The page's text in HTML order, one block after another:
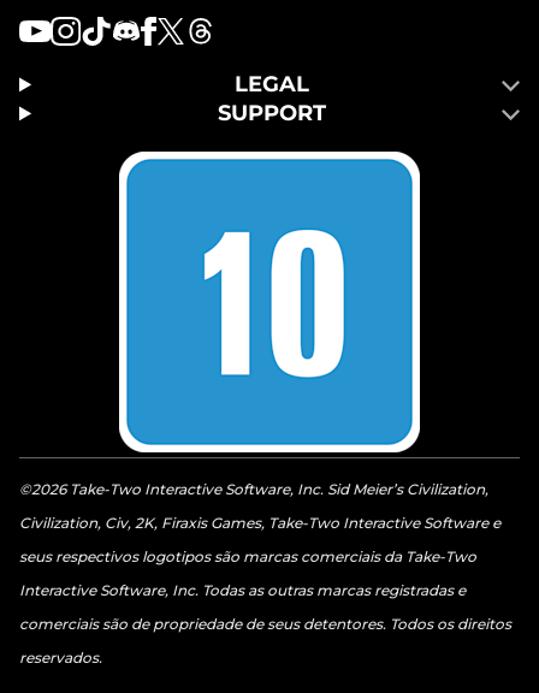
LEGAL
SUPPORT
©2026 Take-Two Interactive Software, Inc. Sid Meier’s Civilization,
Civilization, Civ, 2K, Firaxis Games, Take-Two Interactive Software e
seus respectivos logotipos são marcas comerciais da Take-Two
Interactive Software, Inc. Todas as outras marcas registradas e
comerciais são de propriedade de seus detentores. Todos os direitos
reservados.